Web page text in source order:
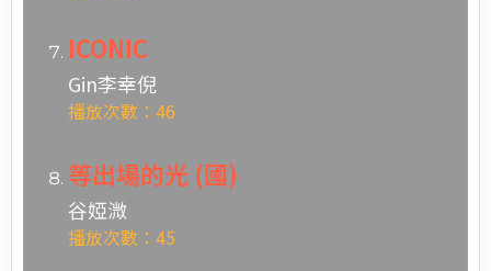
ICONIC
Gin李幸倪
播放次數：46
等出場的光 (國)
谷婭溦
播放次數：45